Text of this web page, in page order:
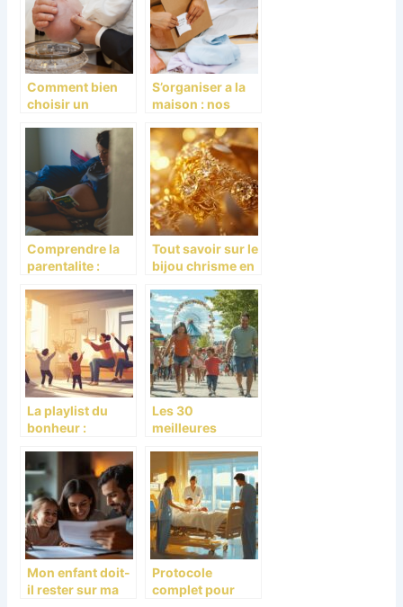
Comment bien
choisir un
S’organiser a la
maison : nos
et ludiques
Comprendre la
parentalite :
pour les parents
Tout savoir sur le
bijou chrisme en
symbolisme et
occasions
La playlist du
bonheur :
secrets du
bonheur familial
pour les femmes
mélomanes
Les 30
meilleures
en famille à
Montréal : Une
Escapade
Gourmande et
Artistique
Mon enfant doit-
il rester sur ma
Protocole
complet pour